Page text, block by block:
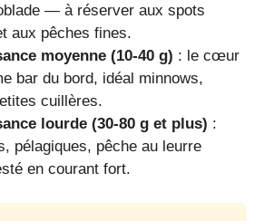
— à réserver aux spots
aux pêches fines.
moyenne (10‑40 g) : le cœur
bar du bord, idéal minnows,
cuillères.
lourde (30‑80 g et plus) :
pélagiques, pêche au leurre
en courant fort.